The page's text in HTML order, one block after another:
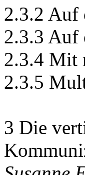
2.3.2 Auf
2.3.3 Auf
2.3.4 Mit
2.3.5
3 Die